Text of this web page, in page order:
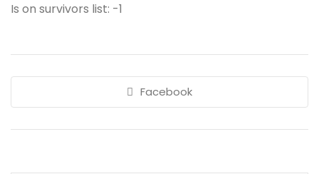
Is on survivors list: -1
Facebook